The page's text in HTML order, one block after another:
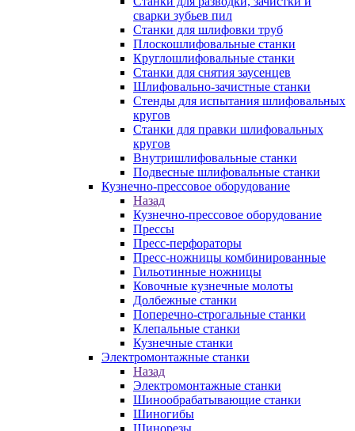
сварки зубьев пил
Станки для шлифовки труб
Плоскошлифовальные станки
Круглошлифовальные станки
Станки для снятия заусенцев
Шлифовально-зачистные станки
Стенды для испытания шлифовальных
кругов
Станки для правки шлифовальных
кругов
Внутришлифовальные станки
Подвесные шлифовальные станки
Кузнечно-прессовое оборудование
Назад
Кузнечно-прессовое оборудование
Прессы
Пресс-перфораторы
Пресс-ножницы комбинированные
Гильотинные ножницы
Ковочные кузнечные молоты
Долбежные станки
Поперечно-строгальные станки
Клепальные станки
Кузнечные станки
Электромонтажные станки
Назад
Электромонтажные станки
Шинообрабатывающие станки
Шиногибы
Шинорезы